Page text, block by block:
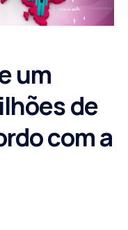
um
de
com a